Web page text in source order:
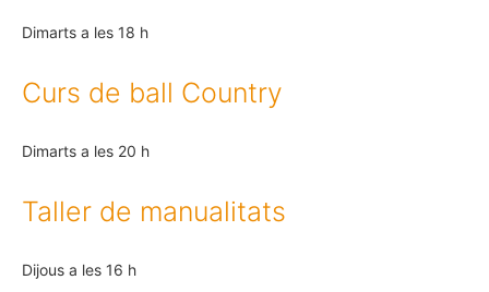
Dimarts a les 18 h
Curs de ball Country
Dimarts a les 20 h
Taller de manualitats
Dijous a les 16 h